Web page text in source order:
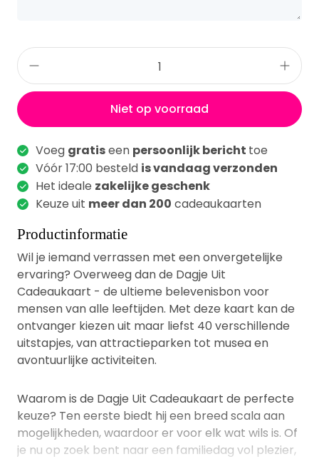
Niet op voorraad
Voeg gratiseen persoonlijk bericht toe
Vóór 17:00 besteld is vandaag verzonden
Het ideale zakelijke geschenk
Keuze uit meer dan 200 cadeaukaarten
Productinformatie
Wil je iemand verrassen met een onvergetelijke
ervaring? Overweeg dan de Dagje Uit
Cadeaukaart - de ultieme belevenisbon voor
mensen van alle leeftijden. Met deze kaart kan de
ontvanger kiezen uit maar liefst 40 verschillende
uitstapjes, van attractieparken tot musea en
avontuurlijke activiteiten.
Waarom is de Dagje Uit Cadeaukaart de perfecte
keuze? Ten eerste biedt hij een breed scala aan
mogelijkheden, waardoor er voor elk wat wils is. Of
je nu op zoek bent naar een familiedag vol plezier,